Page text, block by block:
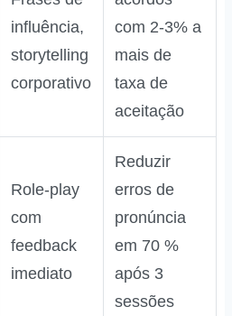
influência,
storytelling
corporativo
com 2‑3% a
mais de
taxa de
aceitação
Role‑play
com
feedback
imediato
Reduzir
erros de
pronúncia
em 70 %
após 3
sessões